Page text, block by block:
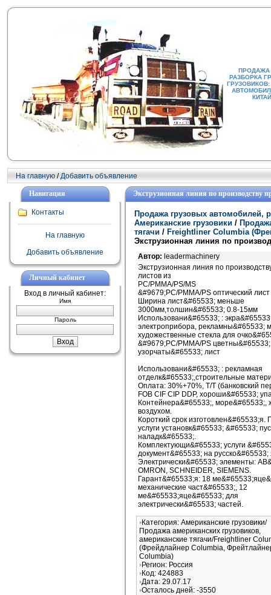
ПРОДАЖА
РАЗБОРКА
На главную /Добавить объявление
Навигация
Контакты
На главную
Добавить объявление
Личный кабинет
Вход в личный кабинет:
Имя
Пароль
Экструзионная линия по производству
Продажа грузовых автомобилей,
Американские грузовики /
тягачи / Freightliner Columbia
Экструзионная линия по
Автор: leadermachinery
Экструзионная линия по
листов из
PC/PMMA/PS/MS
&#9679;PC/PMMA/PS оптический лист
Ширина лист&#65533; меньше
3000мм,толшин&#65533; 0.8-15мм
Использовани&#65533; :
электроприбора, рекламны&#65533;
художественные стекла для
&#9679;PC/PMMA/PS
узорчаты&#65533; лист
Использовани&#65533; : рекламная
отделк&#65533;,строительные
Оплата: 30%+70%, T/T (банковский
FOB CIF CIP DDP, хороши&#65533;
Контейнера&#65533;, море&#65533;,
воздухом.
Короткий срок изготовлен&#65533;я.
услуги установк&#65533; &#65533;
наладк&#65533;.
Комплектующи&#65533; услуги
документ&#65533; на русско&#65533;
Электрически&#65533; элементы:
OMRON, SCHNEIDER, SIEMENS.
Гарант&#65533;я: 18
механические част&#65533;, 12
ме&#65533;яце&#65533; для
электрически&#65533; частей.
Категория: Американские грузовики/
Продажа американских грузовиков,
американские тягачи/Freightliner
(Фрейдлайнер Columbia,
Columbia)
Регион: Россия
Код: 424883
Дата: 29.07.17
Осталось дней: -3550